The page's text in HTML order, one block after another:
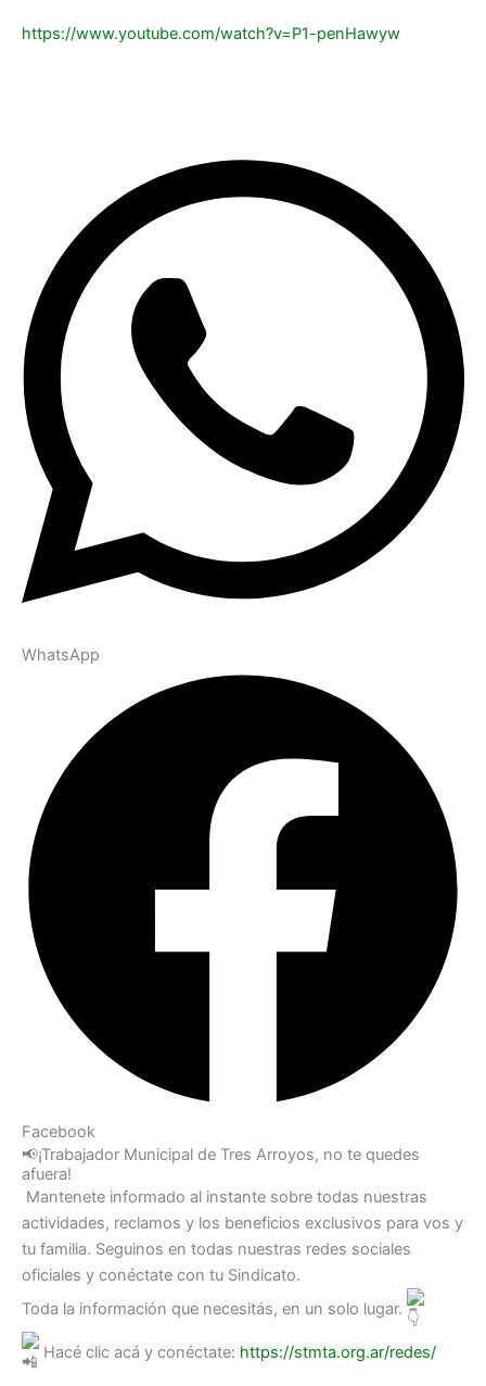
https://www.youtube.com/watch?v=P1-penHawyw
WhatsApp
Facebook
📢¡Trabajador Municipal de Tres Arroyos, no te quedes
afuera!
Mantenete informado al instante sobre todas nuestras
actividades, reclamos y los beneficios exclusivos para vos y
tu familia. Seguinos en todas nuestras redes sociales
oficiales y conéctate con tu Sindicato.
Toda la información que necesitás, en un solo lugar.
Hacé clic acá y conéctate: https://stmta.org.ar/redes/